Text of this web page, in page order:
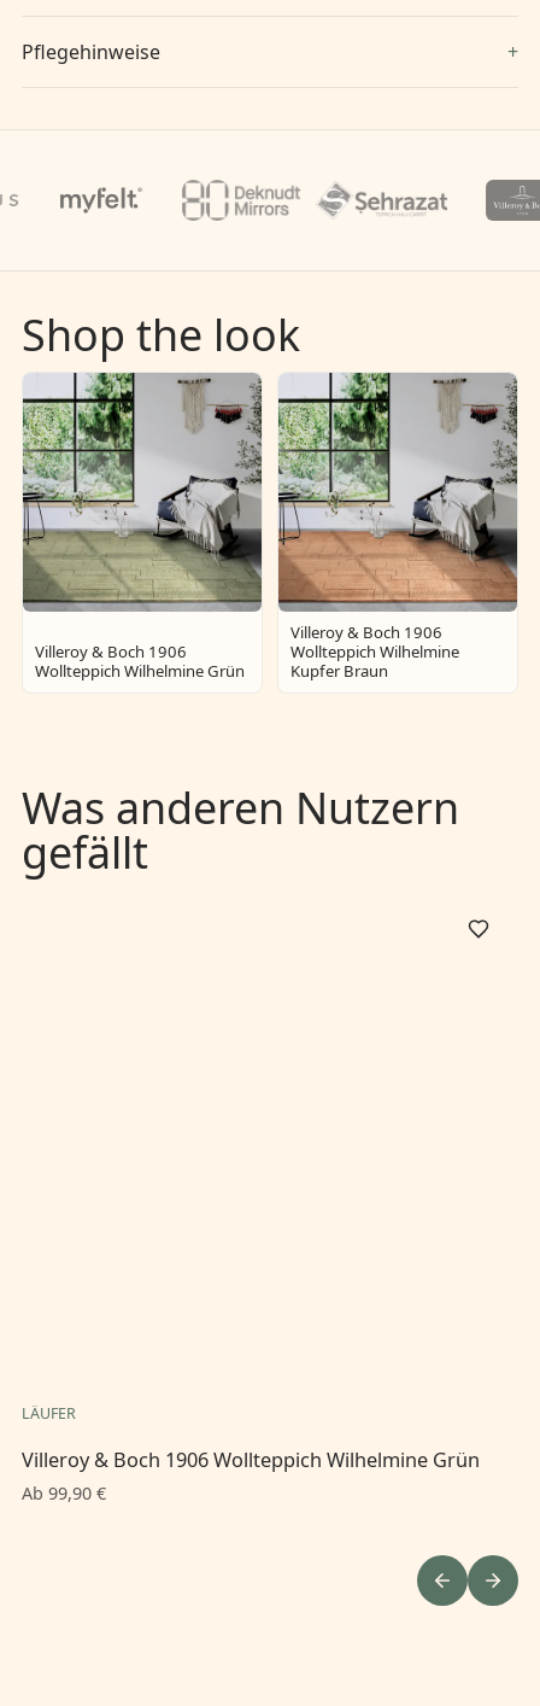
Pflegehinweise
Shop the look
Villeroy & Boch 1906
Wollteppich Wilhelmine Grün
Villeroy & Boch 1906
Wollteppich Wilhelmine
Kupfer Braun
Was anderen Nutzern
gefällt
LÄUFER
Villeroy & Boch 1906 Wollteppich Wilhelmine Grün
Ab 99,90 €